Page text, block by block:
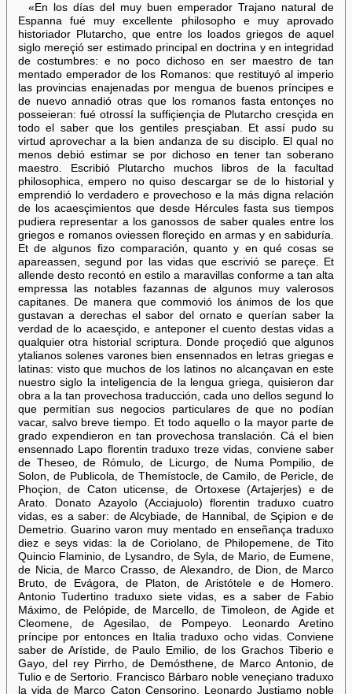
«En los días del muy buen emperador Trajano natural de
Espanna fué muy excellente philosopho e muy aprovado
historiador Plutarcho, que entre los loados griegos de aquel
siglo mereçió ser estimado principal en doctrina y en integridad
de costumbres: e no poco dichoso en ser maestro de tan
mentado emperador de los Romanos: que restituyó al imperio
las provincias enajenadas por mengua de buenos príncipes e
de nuevo annadió otras que los romanos fasta entonçes no
posseieran: fué otrossí la suffiçiençia de Plutarcho cresçida en
todo el saber que los gentiles presçiaban. Et assí pudo su
virtud aprovechar a la bien andanza de su disciplo. El qual no
menos debió estimar se por dichoso en tener tan soberano
maestro. Escribió Plutarcho muchos libros de la facultad
philosophica, empero no quiso descargar se de lo historial y
emprendió lo verdadero e provechoso e la más digna relación
de los acaesçimientos que desde Hércules fasta sus tiempos
pudiera representar a los ganossos de saber quales entre los
griegos e romanos oviessen floreçido en armas y en sabiduría.
Et de algunos fizo comparación, quanto y en qué cosas se
apareassen, segund por las vidas que escrivió se pareçe. Et
allende desto recontó en estilo a maravillas conforme a tan alta
empressa las notables fazannas de algunos muy valerosos
capitanes. De manera que commovió los ánimos de los que
gustavan a derechas el sabor del ornato e querían saber la
verdad de lo acaesçido, e anteponer el cuento destas vidas a
qualquier otra historial scriptura. Donde proçedió que algunos
ytalianos solenes varones bien ensennados en letras griegas e
latinas: visto que muchos de los latinos no alcançavan en este
nuestro siglo la inteligencia de la lengua griega, quisieron dar
obra a la tan provechosa traducción, cada uno dellos segund lo
que permitían sus negocios particulares de que no podían
vacar, salvo breve tiempo. Et todo aquello o la mayor parte de
grado expendieron en tan provechosa translación. Cá el bien
ensennado Lapo florentin traduxo treze vidas, conviene saber
de Theseo, de Rómulo, de Licurgo, de Numa Pompilio, de
Solon, de Publicola, de Themístocle, de Camilo, de Pericle, de
Phoçion, de Caton uticense, de Ortoxese (Artajerjes) e de
Arato. Donato Azayolo (Acciajuolo) florentin traduxo cuatro
vidas, es a saber: de Alcybiade, de Hannibal, de Sçipion e de
Demetrio. Guarino varon muy mentado en enseñança traduxo
diez e seys vidas: la de Coriolano, de Philopemene, de Tito
Quincio Flaminio, de Lysandro, de Syla, de Mario, de Eumene,
de Nicia, de Marco Crasso, de Alexandro, de Dion, de Marco
Bruto, de Evágora, de Platon, de Aristótele e de Homero.
Antonio Tudertino traduxo siete vidas, es a saber de Fabio
Máximo, de Pelópide, de Marcello, de Timoleon, de Agide et
Cleomene, de Agesilao, de Pompeyo. Leonardo Aretino
príncipe por entonces en Italia traduxo ocho vidas. Conviene
saber de Arístide, de Paulo Emilio, de los Grachos Tiberio e
Gayo, del rey Pirrho, de Demósthene, de Marco Antonio, de
Tulio e de Sertorio. Francisco Bárbaro noble veneçiano traduxo
la vida de Marco Caton Censorino. Leonardo Justiamo noble